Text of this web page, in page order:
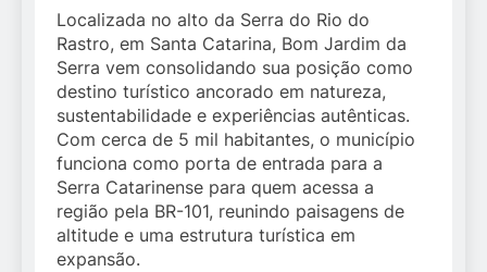
Localizada no alto da Serra do Rio do
Rastro, em Santa Catarina, Bom Jardim da
Serra vem consolidando sua posição como
destino turístico ancorado em natureza,
sustentabilidade e experiências autênticas.
Com cerca de 5 mil habitantes, o município
funciona como porta de entrada para a
Serra Catarinense para quem acessa a
região pela BR-101, reunindo paisagens de
altitude e uma estrutura turística em
expansão.